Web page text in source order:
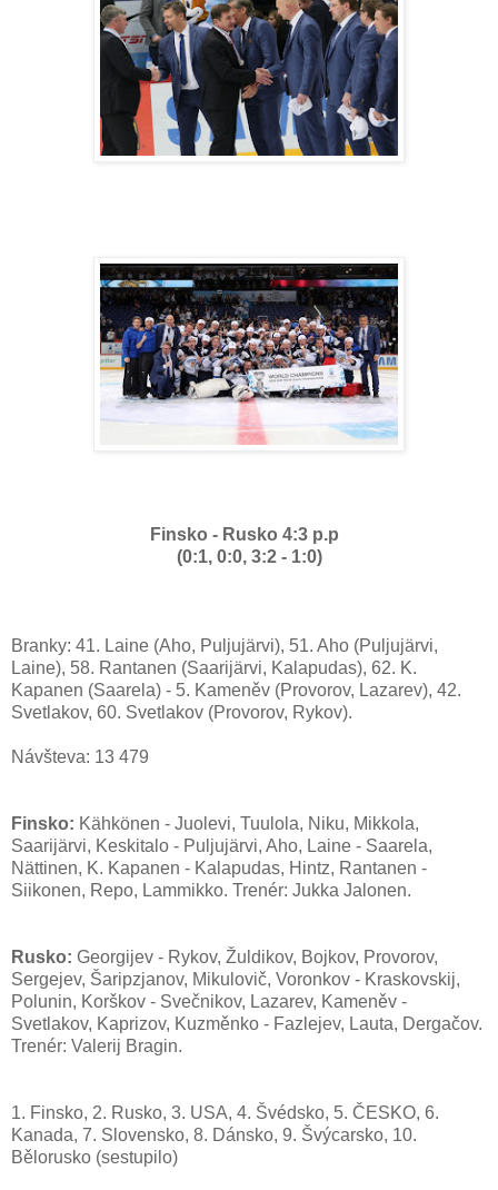
Finsko - Rusko 4:3 p.p
(0:1, 0:0, 3:2 - 1:0)
Branky: 41. Laine (Aho, Puljujärvi), 51. Aho (Puljujärvi,
Laine), 58. Rantanen (Saarijärvi, Kalapudas), 62. K.
Kapanen (Saarela) - 5. Kameněv (Provorov, Lazarev), 42.
Svetlakov, 60. Svetlakov (Provorov, Rykov).
Návšteva: 13 479
Finsko: Kähkönen - Juolevi, Tuulola, Niku, Mikkola,
Saarijärvi, Keskitalo - Puljujärvi, Aho, Laine - Saarela,
Nättinen, K. Kapanen - Kalapudas, Hintz, Rantanen -
Siikonen, Repo, Lammikko. Trenér: Jukka Jalonen.
Rusko: Georgijev - Rykov, Žuldikov, Bojkov, Provorov,
Sergejev, Šaripzjanov, Mikulovič, Voronkov - Kraskovskij,
Polunin, Korškov - Svečnikov, Lazarev, Kameněv -
Svetlakov, Kaprizov, Kuzměnko - Fazlejev, Lauta, Dergačov.
Trenér: Valerij Bragin.
1. Finsko, 2. Rusko, 3. USA, 4. Švédsko, 5. ČESKO, 6.
Kanada, 7. Slovensko, 8. Dánsko, 9. Švýcarsko, 10.
Bělorusko (sestupilo)